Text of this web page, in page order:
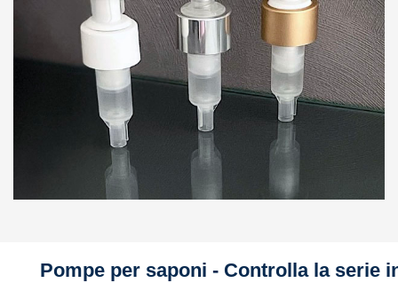
Pompe per saponi - Controlla la serie